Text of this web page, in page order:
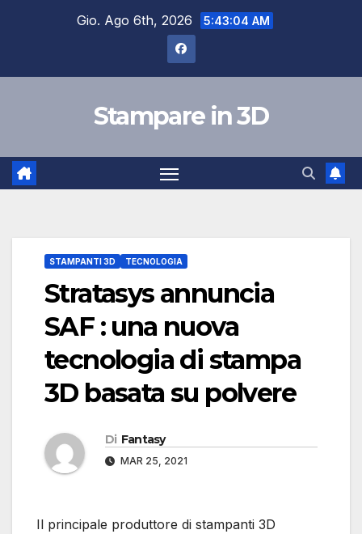
Gio. Ago 6th, 2026 5:43:05 AM
Stampare in 3D
STAMPANTI 3D TECNOLOGIA
Stratasys annuncia
SAF : una nuova
tecnologia di stampa
3D basata su polvere
Di Fantasy
MAR 25, 2021
Il principale produttore di stampanti 3D